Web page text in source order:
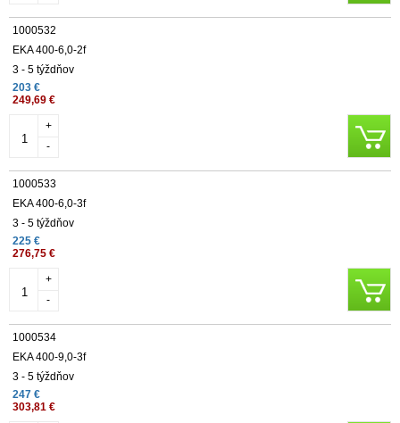
1000532
EKA 400-6,0-2f
3 - 5 týždňov
203 €
249,69 €
-
+
1000533
EKA 400-6,0-3f
3 - 5 týždňov
225 €
276,75 €
-
+
1000534
EKA 400-9,0-3f
3 - 5 týždňov
247 €
303,81 €